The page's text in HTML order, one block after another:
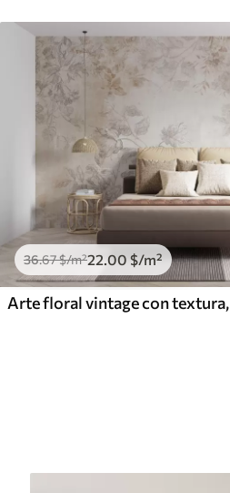
36.67$/m²22.00 $/m²